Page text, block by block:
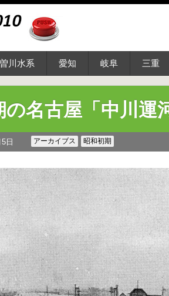
川水系 愛知 岐阜 三重
の名古屋「中川運
日 アーカイブス 昭和初期